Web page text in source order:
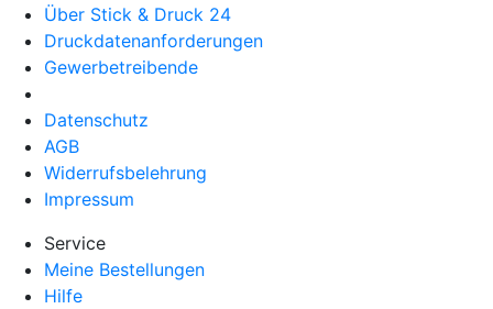
Über Stick & Druck 24
Druckdatenanforderungen
Gewerbetreibende
Datenschutz
AGB
Widerrufsbelehrung
Impressum
Service
Meine Bestellungen
Hilfe